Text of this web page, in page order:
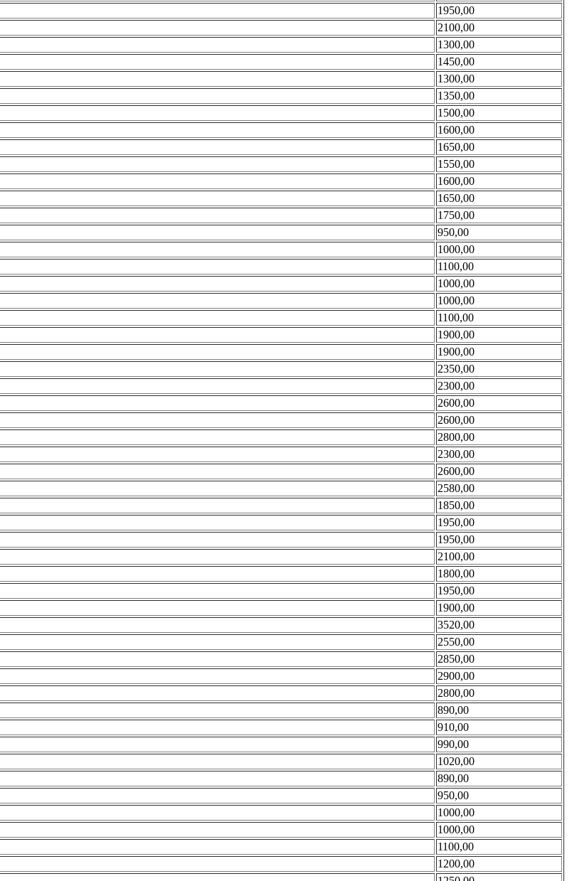
1950,00
2100,00
1300,00
1450,00
1300,00
1350,00
1500,00
1600,00
1650,00
1550,00
1600,00
1650,00
1750,00
950,00
1000,00
1100,00
1000,00
1000,00
1100,00
1900,00
1900,00
2350,00
2300,00
2600,00
2600,00
2800,00
2300,00
2600,00
2580,00
1850,00
1950,00
1950,00
2100,00
1800,00
1950,00
1900,00
3520,00
2550,00
2850,00
2900,00
2800,00
890,00
910,00
990,00
1020,00
890,00
950,00
1000,00
1000,00
1100,00
1200,00